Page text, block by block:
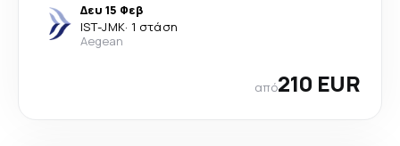
Δευ 15 Φεβ
IST-JMK· 1 στάση
Aegean
από210 EUR